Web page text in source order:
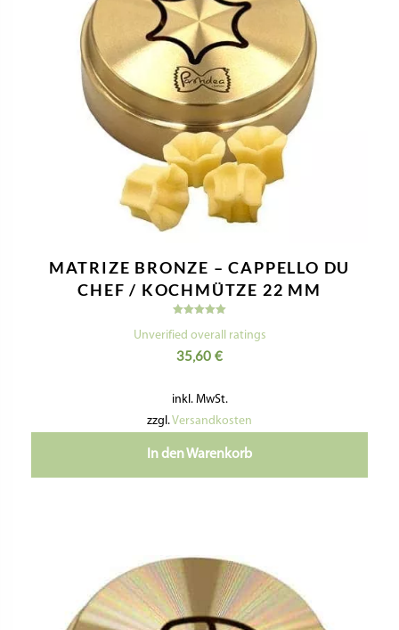
MATRIZE BRONZE – CAPPELLO DU
CHEF / KOCHMÜTZE 22 MM
mit
von 5
Unverified overall ratings
35,60 €
inkl. MwSt.
zzgl.Versandkosten
In den Warenkorb